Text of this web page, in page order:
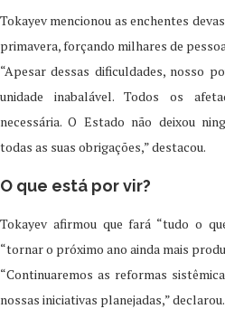
Tokayev mencionou as enchentes
primavera, forçando milhares de
“Apesar dessas dificuldades, nosso
unidade inabalável. Todos os
necessária. O Estado não deixou
todas as suas obrigações,” destacou.
O que está por vir?
Tokayev afirmou que fará “tudo o
“tornar o próximo ano ainda mais
“Continuaremos as reformas
nossas iniciativas planejadas,” declarou.